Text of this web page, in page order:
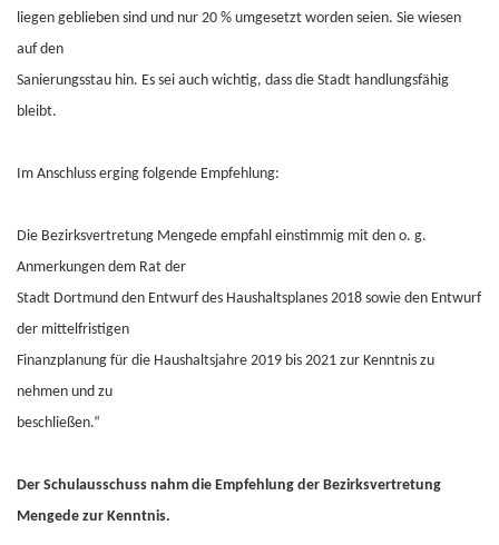
liegen geblieben sind und nur 20 % umgesetzt worden seien. Sie wiesen
auf den
Sanierungsstau hin. Es sei auch wichtig, dass die Stadt handlungsfähig
bleibt.
Im Anschluss erging folgende Empfehlung:
Die Bezirksvertretung Mengede empfahl einstimmig mit den o. g.
Anmerkungen dem Rat der
Stadt Dortmund den Entwurf des Haushaltsplanes 2018 sowie den Entwurf
der mittelfristigen
Finanzplanung für die Haushaltsjahre 2019 bis 2021 zur Kenntnis zu
nehmen und zu
beschließen.“
Der Schulausschuss nahm die Empfehlung der Bezirksvertretung
Mengede zur Kenntnis.